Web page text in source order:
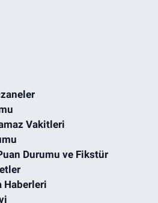
Vakitleri
Durumu ve Fikstür
Haberleri